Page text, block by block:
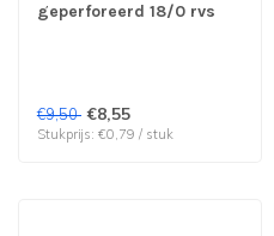
geperforeerd 18/0 rvs
€9,50 €8,55
Stukprijs: €0,79 / stuk